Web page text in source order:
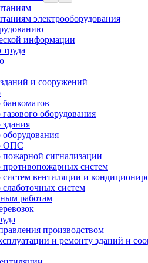
электрооборудования
информации
и сооружений
оборудования
ОПС
сигнализации
систем
вентиляции и
систем
работам
производством
и ремонту зданий и